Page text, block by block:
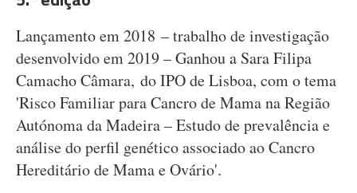
Lançamento em 2018 – trabalho de investigação
desenvolvido em 2019 – Ganhou a Sara Filipa
Camacho Câmara, do IPO de Lisboa, com o tema
'Risco Familiar para Cancro de Mama na Região
Autónoma da Madeira – Estudo de prevalência e
análise do perfil genético associado ao Cancro
Hereditário de Mama e Ovário'.